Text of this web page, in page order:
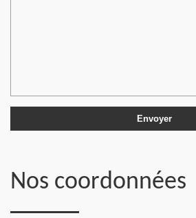
Nos coordonnées